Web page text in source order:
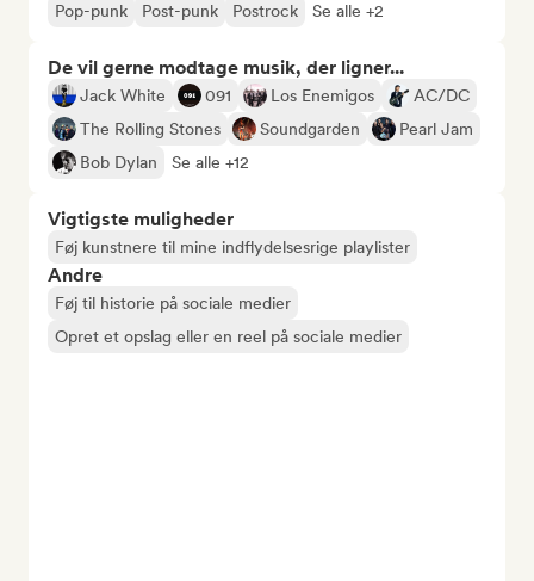
Pop-punk
Post-punk Postrock Se alle +2
De vil gerne modtage musik, der ligner...
Jack White 091 Los Enemigos
AC/DC
The Rolling Stones
Soundgarden
Pearl Jam
Bob Dylan
Se alle +12
Vigtigste muligheder
Føj kunstnere til mine indflydelsesrige playlister
Andre
Føj til historie på sociale medier
Opret et opslag eller en reel på sociale medier